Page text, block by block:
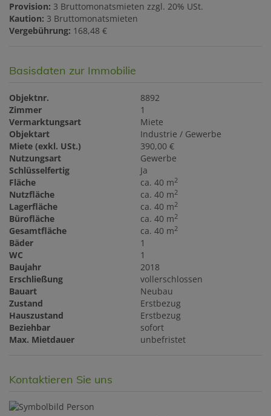
Provision: 3 Bruttomonatsmieten zzgl. 20% USt.
Kaution: 3 Bruttomonatsmieten
Vergebührung: 168,48 €
Basisdaten zur Immobilie
Objektnr.
8892
Zimmer
1
Vermarktungsart
Miete
Objektart
Industrie / Gewerbe
Miete (exkl. USt.)
390,00 €
Nutzungsart
Gewerbe
Schlüsselfertig
Ja
Fläche
ca. 40 m2
Nutzfläche ca. 40 m2
Lagerfläche ca. 40 m2
Bürofläche ca. 40 m2
Gesamtfläche ca. 40 m2
Bäder
1
WC
1
Baujahr
2018
Erschließung
vollerschlossen
Bauart
Neubau
Zustand
Erstbezug
Hauszustand
Erstbezug
Beziehbar
sofort
Max. Mietdauer
unbefristet
Kontaktieren Sie uns